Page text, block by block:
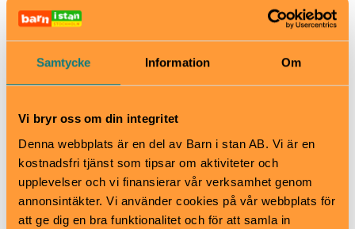
Samtycke Information Om
Vi bryr oss om din integritet
Denna webbplats är en del av Barn i stan AB. Vi är en
kostnadsfri tjänst som tipsar om aktiviteter och
upplevelser och vi finansierar vår verksamhet genom
annonsintäkter. Vi använder cookies på vår webbplats för
att ge dig en bra funktionalitet och för att samla in
Gratis
Bra att veta
Hiss och ramper
Kafé
Skötbord
Hitta hit
Gottsundabiblioteket ligger i Gottsunda centrum och
välkomnar besökare i alla åldrar från hela världen.